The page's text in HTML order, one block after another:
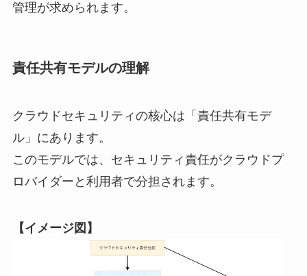
管理が求められます。
責任共有モデルの理解
クラウドセキュリティの核心は「責任共有モデ
ル」にあります。
このモデルでは、セキュリティ責任がクラウドプ
ロバイダーと利用者で分担されます。
【イメージ図】